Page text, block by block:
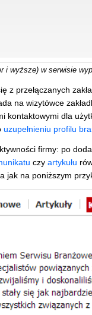
i wyższe) w serwisie
z przełączanych
na wizytówce
kontaktowymi dla
uzupełnieniu profilu
firmy: po
czy artykułu
jak na poniższym